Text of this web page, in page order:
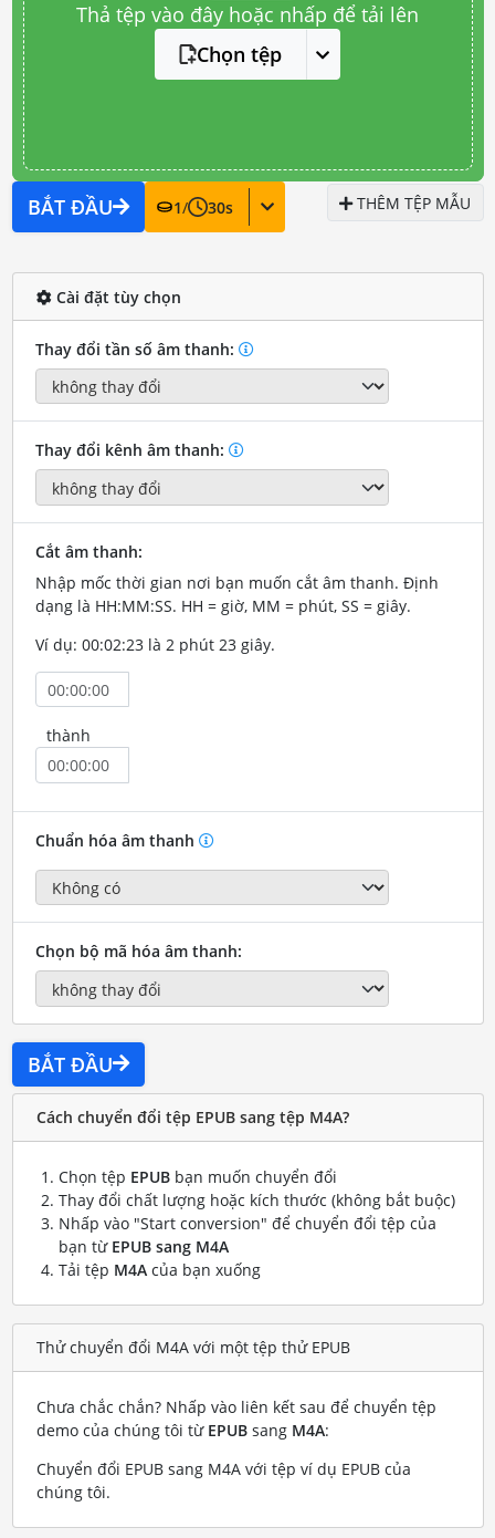
Thả tệp vào đây hoặc nhấp để tải lên
Chọn tệp
BẮT ĐẦU 1/ 30s THÊM TỆP MẪU
Cài đặt tùy chọn
Thay đổi tần số âm thanh:
Thay đổi kênh âm thanh:
Cắt âm thanh:
Nhập mốc thời gian nơi bạn muốn cắt âm thanh. Định
dạng là HH:MM:SS. HH = giờ, MM = phút, SS = giây.
Ví dụ: 00:02:23 là 2 phút 23 giây.
thành
Chuẩn hóa âm thanh
Chọn bộ mã hóa âm thanh:
BẮT ĐẦU
Cách chuyển đổi tệp EPUB sang tệp M4A?
Chọn tệp EPUBbạn muốn chuyển đổi
Thay đổi chất lượng hoặc kích thước (không bắt buộc)
Nhấp vào "Start conversion" để chuyển đổi tệp của
bạn từ EPUB sang M4A
Tải tệp M4Acủa bạn xuống
Thử chuyển đổi M4A với một tệp thử EPUB
Chưa chắc chắn? Nhấp vào liên kết sau để chuyển tệp
demo của chúng tôi từ EPUBsang M4A:
Chuyển đổi EPUB sang M4A với tệp ví dụ EPUB của
chúng tôi.